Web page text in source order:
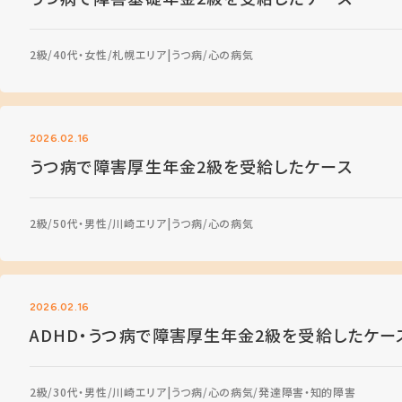
2級 40代・女性 札幌エリア うつ病 心の病気
2026.02.16
うつ病で障害厚生年金2級を受給したケース
2級 50代・男性 川崎エリア うつ病 心の病気
2026.02.16
ADHD・うつ病で障害厚生年金2級を受給したケー
2級 30代・男性 川崎エリア うつ病 心の病気 発達障害・知的障害